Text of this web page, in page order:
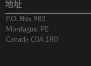
地址
P.O. Box 983
Montague, PE
Canada C0A 1R0